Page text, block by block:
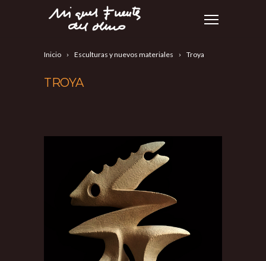
Inicio Esculturas y nuevos materiales Troya
TROYA